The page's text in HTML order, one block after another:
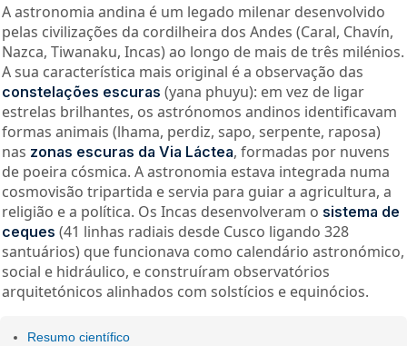
A astronomia andina é um legado milenar desenvolvido
pelas civilizações da cordilheira dos Andes (Caral, Chavín,
Nazca, Tiwanaku, Incas) ao longo de mais de três milénios.
A sua característica mais original é a observação das
constelações escuras (yana phuyu): em vez de ligar
estrelas brilhantes, os astrónomos andinos identificavam
formas animais (lhama, perdiz, sapo, serpente, raposa)
nas zonas escuras da Via Láctea, formadas por nuvens
de poeira cósmica. A astronomia estava integrada numa
cosmovisão tripartida e servia para guiar a agricultura, a
religião e a política. Os Incas desenvolveram o sistema de
ceques (41 linhas radiais desde Cusco ligando 328
santuários) que funcionava como calendário astronómico,
social e hidráulico, e construíram observatórios
arquitetónicos alinhados com solstícios e equinócios.
Resumo científico